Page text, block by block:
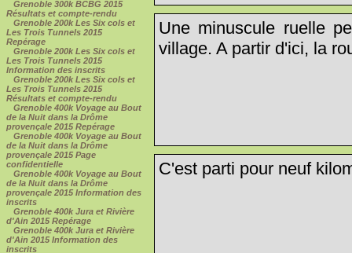
Grenoble 300k BCBG 2015
Résultats et compte-rendu
Grenoble 200k Les Six cols et
Les Trois Tunnels 2015
Repérage
Grenoble 200k Les Six cols et
Les Trois Tunnels 2015
Information des inscrits
Grenoble 200k Les Six cols et
Les Trois Tunnels 2015
Résultats et compte-rendu
Grenoble 400k Voyage au Bout
de la Nuit dans la Drôme
provençale 2015 Repérage
Grenoble 400k Voyage au Bout
de la Nuit dans la Drôme
provençale 2015 Page
confidentielle
Grenoble 400k Voyage au Bout
de la Nuit dans la Drôme
provençale 2015 Information des
inscrits
Grenoble 400k Jura et Rivière
d'Ain 2015 Repérage
Grenoble 400k Jura et Rivière
d'Ain 2015 Information des
inscrits
Une minuscule ruelle
village. A partir d'ici, la
C'est parti pour neuf